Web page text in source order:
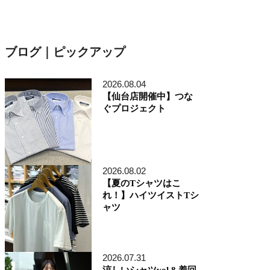
ブログ｜ピックアップ
2026.08.04
【仙台店開催中】つな
ぐプロジェクト
2026.08.02
【夏のTシャツはこ
れ！】ハイツイストTシ
ャツ
2026.07.31